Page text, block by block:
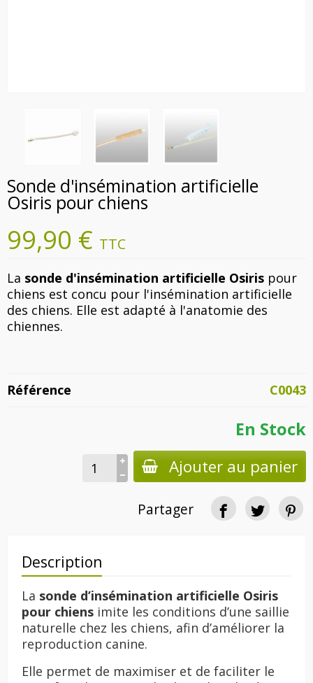
Sonde d'insémination artificielle
Osiris pour chiens
99,90 € TTC
La sonde d'insémination artificielle Osiris pour
chiens est concu pour l'insémination artificielle
des chiens. Elle est adapté à l'anatomie des
chiennes.
Référence C0043
En Stock
Ajouter au panier
Partager
Description
La sonde d’insémination artificielle Osiris
pour chiens imite les conditions d’une saillie
naturelle chez les chiens, afin d’améliorer la
reproduction canine.
Elle permet de maximiser et de faciliter le